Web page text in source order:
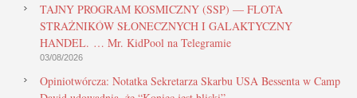
TAJNY PROGRAM KOSMICZNY (SSP) — FLOTA
STRAŻNIKÓW SŁONECZNYCH I GALAKTYCZNY
HANDEL. … Mr. KidPool na Telegramie
03/08/2026
Opiniotwórcza: Notatka Sekretarza Skarbu USA Bessenta w Camp